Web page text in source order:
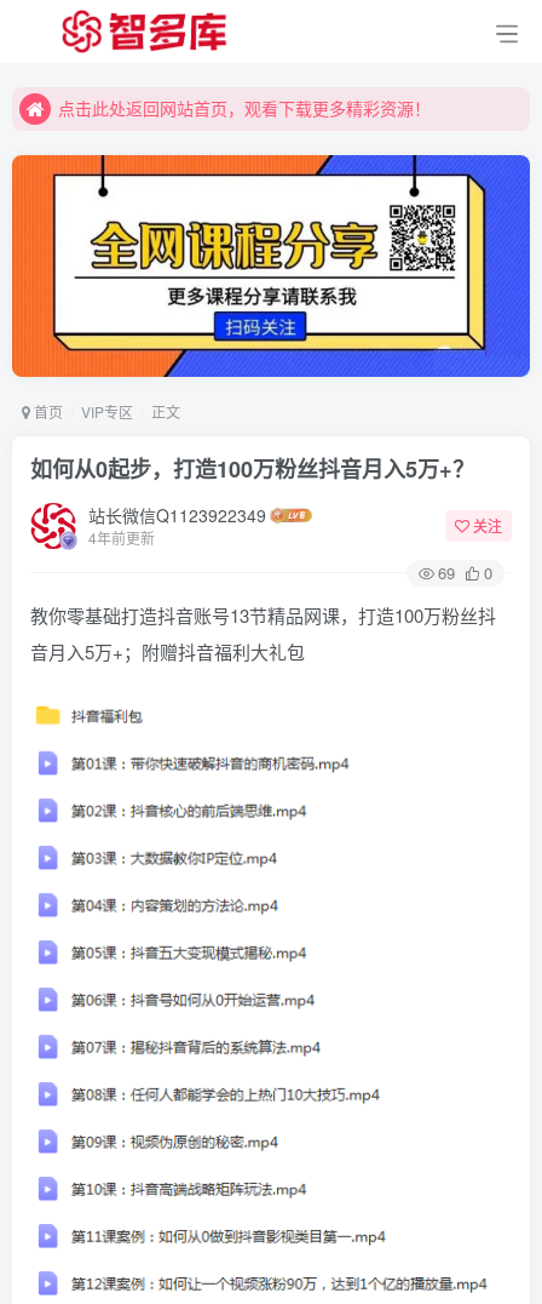
点击此处返回网站首页，观看下载更多精彩资源！
点击此处返回网站首页，观看下载更多精彩资源！
首页 VIP专区 正文
如何从0起步，打造100万粉丝抖音月入5万+？
站长微信Q1123922349
4年前更新
关注
69 0
教你零基础打造抖音账号13节精品网课，打造100万粉丝抖
音月入5万+；附赠抖音福利大礼包